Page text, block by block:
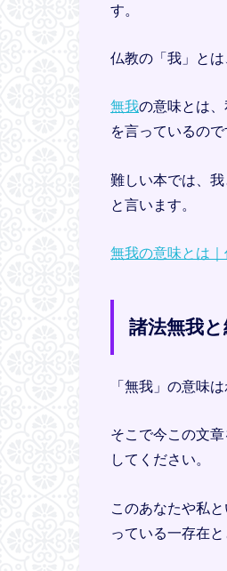
す。
仏教の「我」と
無我の意味とは
を言っているので
難しい本では、
と言います。
無我の意味とは
諸法無我
「無我」の意味
そこで今この文
してください。
このあなたや私
っている一存在